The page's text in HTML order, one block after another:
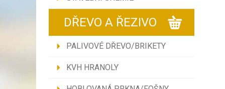
DŘEVO A ŘEZIVO
PALIVOVÉ DŘEVO/BRIKETY
KVH HRANOLY